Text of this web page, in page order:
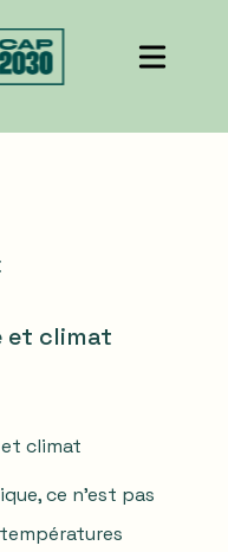
et climat
et climat
ce n’est pas